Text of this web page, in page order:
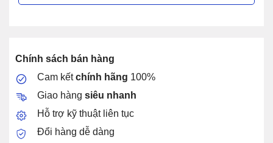
Chính sách bán hàng
Cam kếtchính hãng 100%
Giao hàng siêu nhanh
Hỗ trợ kỹ thuật liên tục
Đổi hàng dễ dàng